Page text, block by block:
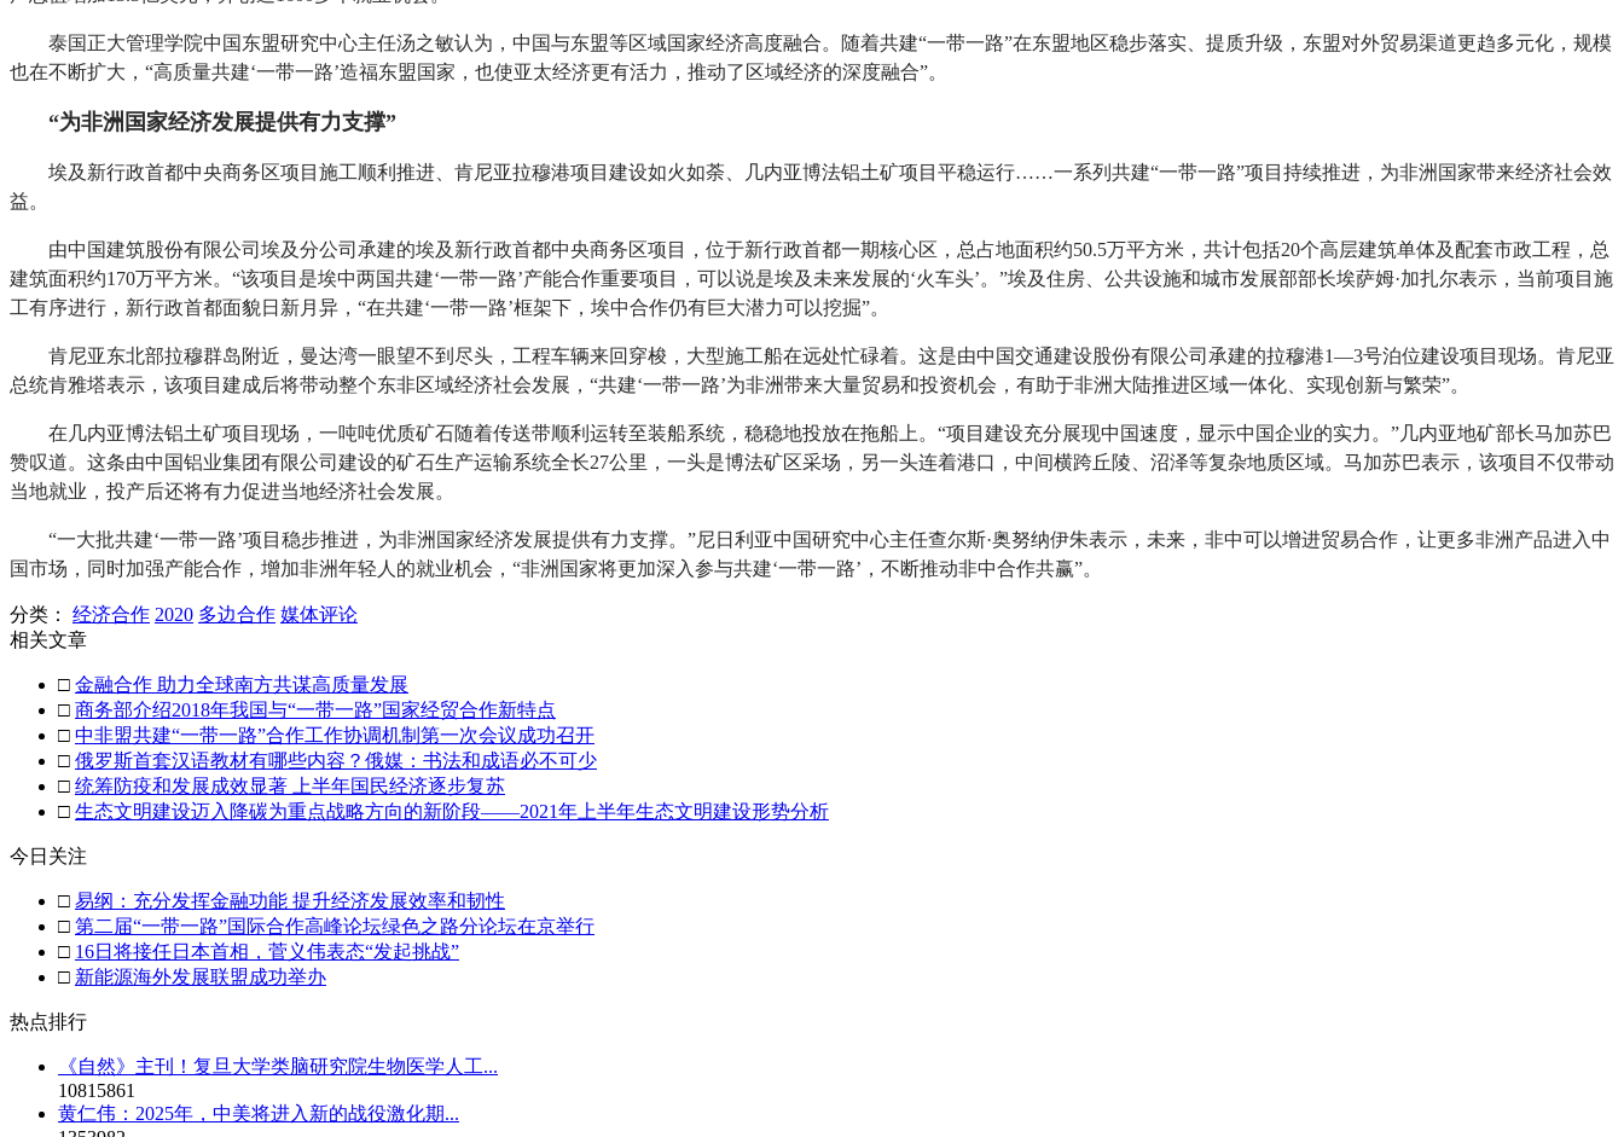
泰国正大管理学院中国东盟研究中心主任汤之敏认为，中国与东盟等区域国家经济高度融合。随着共建“一带一路”在东盟地区稳步落实、提质升级，东盟对外贸易渠道更趋多元化，规模
也在不断扩大，“高质量共建‘一带一路’造福东盟国家，也使亚太经济更有活力，推动了区域经济的深度融合”。
“为非洲国家经济发展提供有力支撑”
埃及新行政首都中央商务区项目施工顺利推进、肯尼亚拉穆港项目建设如火如荼、几内亚博法铝土矿项目平稳运行……一系列共建“一带一路”项目持续推进，为非洲国家带来经济社会效
益。
由中国建筑股份有限公司埃及分公司承建的埃及新行政首都中央商务区项目，位于新行政首都一期核心区，总占地面积约50.5万平方米，共计包括20个高层建筑单体及配套市政工程，总
建筑面积约170万平方米。“该项目是埃中两国共建‘一带一路’产能合作重要项目，可以说是埃及未来发展的‘火车头’。”埃及住房、公共设施和城市发展部部长埃萨姆·加扎尔表示，当前项目施
工有序进行，新行政首都面貌日新月异，“在共建‘一带一路’框架下，埃中合作仍有巨大潜力可以挖掘”。
肯尼亚东北部拉穆群岛附近，曼达湾一眼望不到尽头，工程车辆来回穿梭，大型施工船在远处忙碌着。这是由中国交通建设股份有限公司承建的拉穆港1—3号泊位建设项目现场。肯尼亚
总统肯雅塔表示，该项目建成后将带动整个东非区域经济社会发展，“共建‘一带一路’为非洲带来大量贸易和投资机会，有助于非洲大陆推进区域一体化、实现创新与繁荣”。
在几内亚博法铝土矿项目现场，一吨吨优质矿石随着传送带顺利运转至装船系统，稳稳地投放在拖船上。“项目建设充分展现中国速度，显示中国企业的实力。”几内亚地矿部长马加苏巴
赞叹道。这条由中国铝业集团有限公司建设的矿石生产运输系统全长27公里，一头是博法矿区采场，另一头连着港口，中间横跨丘陵、沼泽等复杂地质区域。马加苏巴表示，该项目不仅带动
当地就业，投产后还将有力促进当地经济社会发展。
“一大批共建‘一带一路’项目稳步推进，为非洲国家经济发展提供有力支撑。”尼日利亚中国研究中心主任查尔斯·奥努纳伊朱表示，未来，非中可以增进贸易合作，让更多非洲产品进入中
国市场，同时加强产能合作，增加非洲年轻人的就业机会，“非洲国家将更加深入参与共建‘一带一路’，不断推动非中合作共赢”。
分类： 经济合作 2020 多边合作 媒体评论
相关文章
□ 金融合作 助力全球南方共谋高质量发展
□ 商务部介绍2018年我国与“一带一路”国家经贸合作新特点
□ 中非盟共建“一带一路”合作工作协调机制第一次会议成功召开
□ 俄罗斯首套汉语教材有哪些内容？俄媒：书法和成语必不可少
□ 统筹防疫和发展成效显著 上半年国民经济逐步复苏
□ 生态文明建设迈入降碳为重点战略方向的新阶段——2021年上半年生态文明建设形势分析
今日关注
□ 易纲：充分发挥金融功能 提升经济发展效率和韧性
□ 第二届“一带一路”国际合作高峰论坛绿色之路分论坛在京举行
□ 16日将接任日本首相，菅义伟表态“发起挑战”
□ 新能源海外发展联盟成功举办
热点排行
《自然》主刊！复旦大学类脑研究院生物医学人工...
10815861
黄仁伟：2025年，中美将进入新的战役激化期...